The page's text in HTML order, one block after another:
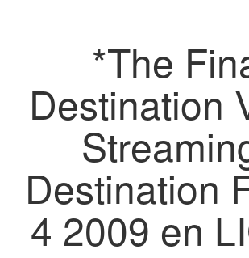
*The
Destination
Destination
4 2009 en